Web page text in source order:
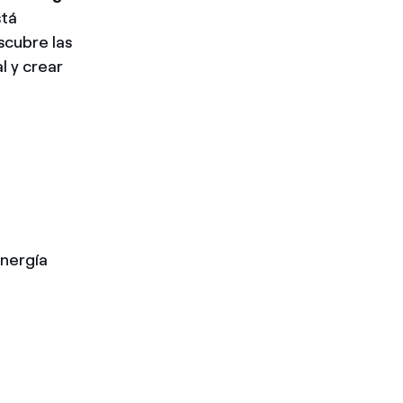
las
y crear